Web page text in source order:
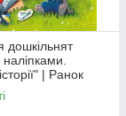
дошкільнят
| Ранок